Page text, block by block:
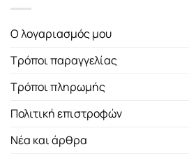
Ο λογαριασμός μου
Τρόποι παραγγελίας
Τρόποι πληρωμής
Πολιτική επιστροφών
Νέα και άρθρα